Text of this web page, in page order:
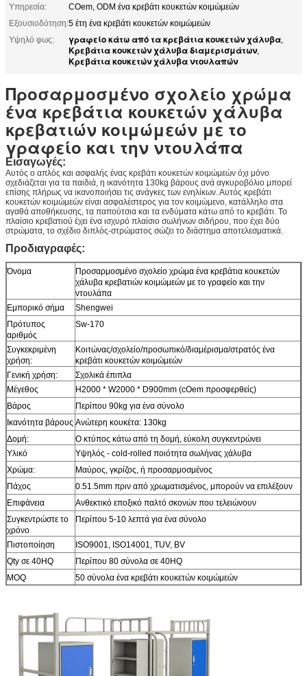
Υπηρεσία:
COem, ODM ένα κρεβάτι κουκετών κοιμώμεών
Εξουσιοδότηση:5 έτη ένα κρεβάτι κουκετών κοιμώμεών
Υψηλό φως:
γραφείο κάτω από τα κρεβάτια κουκετών χάλυβα,
Κρεβάτια κουκετών χάλυβα διαμερισμάτων,
Κρεβάτια κουκετών χάλυβα ντουλαπών
Προσαρμοσμένο σχολείο χρώμα
ένα κρεβάτια κουκετών χάλυβα
κρεβατιών κοιμώμεών με το
γραφείο και την ντουλάπα
Εισαγωγές:
Αυτός ο απλός και ασφαλής ένας κρεβάτι κουκετών κοιμώμεών όχι μόνο
σχεδιάζεται για τα παιδιά, η ικανότητα 130kg βάρους ανά αγκυροβόλιο μπορεί
επίσης πλήρως να ικανοποιήσει τις ανάγκες των ενηλίκων. Αυτός κρεβάτι
κουκετών κοιμώμεών είναι ασφαλέστερος για τον κοιμώμενο, κατάλληλο στα
αγαθά αποθήκευσης, τα παπούτσια και τα ενδύματα κάτω από το κρεβάτι. Το
πλαίσιο κρεβατιού έχει ένα ισχυρό πλαίσιο σωλήνων σιδήρου, που έχει δύο
στρώματα, το σχέδιο διπλός-στρώματος σώζει το διάστημα αποτελεσματικά.
Προδιαγραφές:
Όνομα
Προσαρμοσμένο σχολείο χρώμα ένα κρεβάτια κουκετών
χάλυβα κρεβατιών κοιμώμεών με το γραφείο και την
ντουλάπα
Εμπορικό σήμα
Shengwei
Πρότυπος
αριθμός
Sw-170
Συγκεκριμένη
χρήση:
Κοιτώνας/σχολείο/προσωπικό/διαμέρισμα/στρατός ένα
κρεβάτι κουκετών κοιμώμεών
Γενική χρήση:
Σχολικά έπιπλα
Μέγεθος
H2000 * W2000 * D900mm (cOem προσφερθείς)
Βάρος
Περίπου 90kg για ένα σύνολο
Ικανότητα βάρους Ανώτερη κουκέτα: 130kg
Δομή:
Ο κτύπος κάτω από τη δομή, εύκολη συγκεντρώνει
Υλικό
Υψηλός - cold-rolled ποιότητα σωλήνας χάλυβα
Χρώμα:
Μαύρος, γκρίζος, ή προσαρμοσμένος
Πάχος
0.51.5mm πριν από χρωματισμένος, μπορούν να επιλέξουν
Επιφάνεια
Ανθεκτικό εποξικό παλτό σκονών που τελειώνουν
Συγκεντρώστε το
χρόνο
Περίπου 5-10 λεπτά για ένα σύνολο
Πιστοποίηση
ISO9001, ISO14001, TUV, BV
Qty σε 40HQ
Περίπου 80 σύνολα σε 40HQ
MOQ
50 σύνολα ένα κρεβάτι κουκετών κοιμώμεών
Εμπορικοί όροι:
λιμένας
Qingdao, Κίνα, ή προσαρμοσμένος